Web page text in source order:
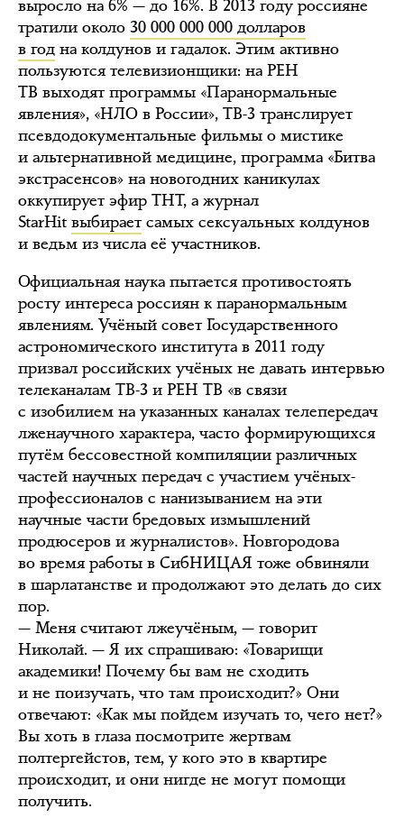
выросло на 6% — до 16%. В 2013 году россияне
тратили около 30 000 000 000 долларов
в год на колдунов и гадалок. Этим активно
пользуются телевизионщики: на РЕН
ТВ выходят программы «Паранормальные
явления», «НЛО в России», ТВ-3 транслирует
псевдодокументальные фильмы о мистике
и альтернативной медицине, программа «Битва
экстрасенсов» на новогодних каникулах
оккупирует эфир ТНТ, а журнал
StarHit выбираетсамых сексуальных колдунов
и ведьм из числа её участников.
Официальная наука пытается противостоять
росту интереса россиян к паранормальным
явлениям. Учёный совет Государственного
астрономического института в 2011 году
призвал российских учёных не давать интервью
телеканалам ТВ-3 и РЕН ТВ «в связи
с изобилием на указанных каналах телепередач
лженаучного характера, часто формирующихся
путём бессовестной компиляции различных
частей научных передач с участием учёных-
профессионалов с нанизыванием на эти
научные части бредовых измышлений
продюсеров и журналистов». Новгородова
во время работы в СибНИЦАЯ тоже обвиняли
в шарлатанстве и продолжают это делать до сих
пор.
— Меня считают лжеучёным, — говорит
Николай. — Я их спрашиваю: «Товарищи
академики! Почему бы вам не сходить
и не поизучать, что там происходит?» Они
отвечают: «Как мы пойдем изучать то, чего нет?»
Вы хоть в глаза посмотрите жертвам
полтергейстов, тем, у кого это в квартире
происходит, и они нигде не могут помощи
получить.